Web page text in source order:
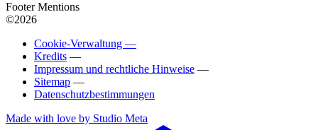
Footer Mentions
©2026
Cookie-Verwaltung —
Kredits —
Impressum und rechtliche Hinweise —
Sitemap —
Datenschutzbestimmungen
Made with love by Studio Meta